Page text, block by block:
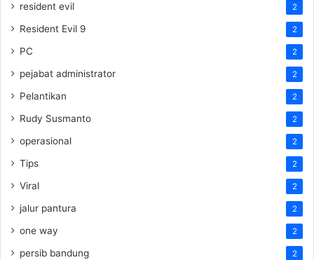
resident evil 2
Resident Evil 9 2
PC 2
pejabat administrator 2
Pelantikan 2
Rudy Susmanto 2
operasional 2
Tips 2
Viral 2
jalur pantura 2
one way 2
persib bandung 2